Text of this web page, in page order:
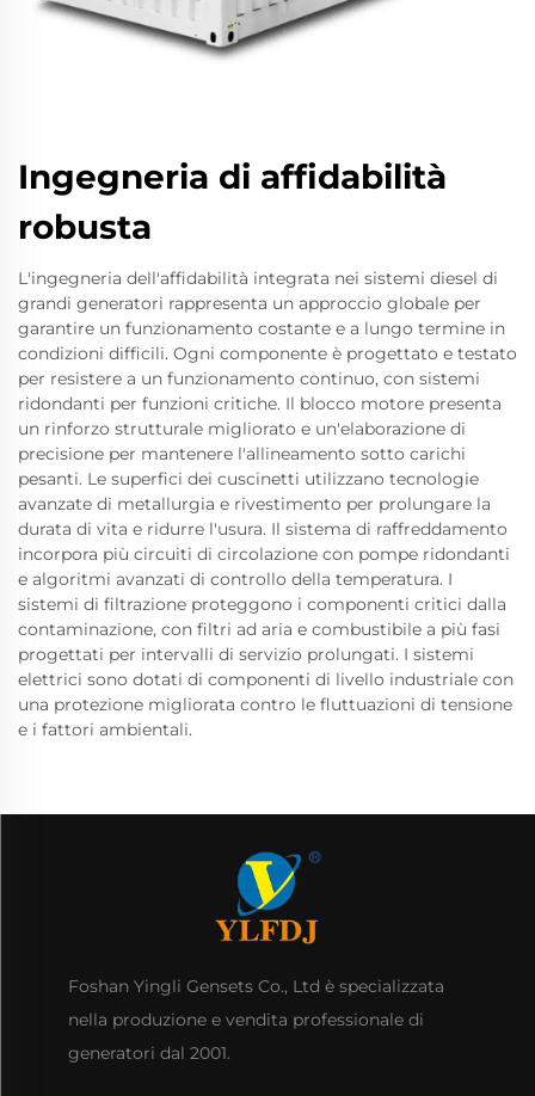
Ingegneria di affidabilità
robusta
L'ingegneria dell'affidabilità integrata nei sistemi diesel di
grandi generatori rappresenta un approccio globale per
garantire un funzionamento costante e a lungo termine in
condizioni difficili. Ogni componente è progettato e testato
per resistere a un funzionamento continuo, con sistemi
ridondanti per funzioni critiche. Il blocco motore presenta
un rinforzo strutturale migliorato e un'elaborazione di
precisione per mantenere l'allineamento sotto carichi
pesanti. Le superfici dei cuscinetti utilizzano tecnologie
avanzate di metallurgia e rivestimento per prolungare la
durata di vita e ridurre l'usura. Il sistema di raffreddamento
incorpora più circuiti di circolazione con pompe ridondanti
e algoritmi avanzati di controllo della temperatura. I
sistemi di filtrazione proteggono i componenti critici dalla
contaminazione, con filtri ad aria e combustibile a più fasi
progettati per intervalli di servizio prolungati. I sistemi
elettrici sono dotati di componenti di livello industriale con
una protezione migliorata contro le fluttuazioni di tensione
e i fattori ambientali.
Foshan Yingli Gensets Co., Ltd è specializzata
nella produzione e vendita professionale di
generatori dal 2001.